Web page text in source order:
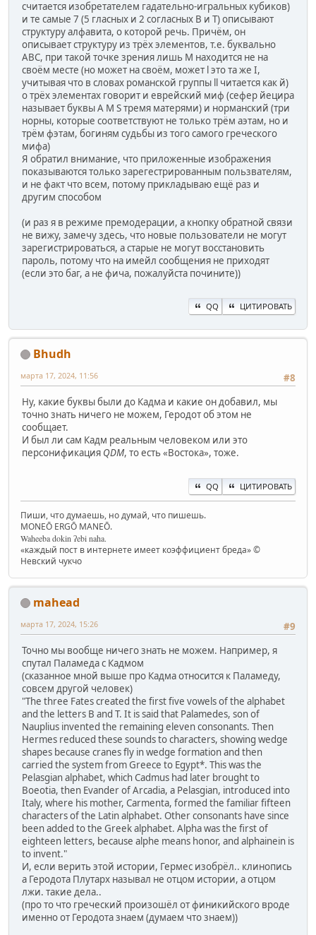
считается изобретателем гадательно-игральных кубиков)
и те самые 7 (5 гласных и 2 согласных B и Т) описывают
структуру алфавита, о которой речь. Причём, он
описывает структуру из трёх элементов, т.е. буквально
ABC, при такой точке зрения лишь М находится не на
своём месте (но может на своём, может l это та же I,
учитывая что в словах романской группы ll читается как й)
о трёх элементах говорит и еврейский миф (сефер йецира
называет буквы А М S тремя матерями) и норманский (три
норны, которые соответствуют не только трём аэтам, но и
трём фэтам, богиням судьбы из того самого греческого
мифа)
Я обратил внимание, что приложенные изображения
показываются только зарегестрированным пользвателям,
и не факт что всем, потому прикладываю ещё раз и
другим способом
(и раз я в режиме премодерации, а кнопку обратной связи
не вижу, замечу здесь, что новые пользователи не могут
зарегистрироваться, а старые не могут восстановить
пароль, потому что на имейл сообщения не приходят
(если это баг, а не фича, пожалуйста почините))
QQ ЦИТИРОВАТЬ
Bhudh
#8
марта 17, 2024, 11:56
Ну, какие буквы были до Кадма и какие он добавил, мы
точно знать ничего не можем, Геродот об этом не
сообщает.
И был ли сам Кадм реальным человеком или это
персонификация QDM, то есть «Востока», тоже.
QQ ЦИТИРОВАТЬ
Пиши, что думаешь, но думай, что пишешь.
MONEŌ ERGŌ MANEŌ.
Waheeba dokin ʔebi naha.
«каждый пост в интернете имеет коэффициент бреда» ©
Невский чукчо
mahead
#9
марта 17, 2024, 15:26
Точно мы вообще ничего знать не можем. Например, я
спутал Паламеда с Кадмом
(сказанное мной выше про Кадма относится к Паламеду,
совсем другой человек)
"The three Fates created the first five vowels of the alphabet
and the letters B and T. It is said that Palamedes, son of
Nauplius invented the remaining eleven consonants. Then
Hermes reduced these sounds to characters, showing wedge
shapes because cranes fly in wedge formation and then
carried the system from Greece to Egypt*. This was the
Pelasgian alphabet, which Cadmus had later brought to
Boeotia, then Evander of Arcadia, a Pelasgian, introduced into
Italy, where his mother, Carmenta, formed the familiar fifteen
characters of the Latin alphabet. Other consonants have since
been added to the Greek alphabet. Alpha was the first of
eighteen letters, because alphe means honor, and alphainein is
to invent."
И, если верить этой истории, Гермес изобрёл.. клинопись
а Геродота Плутарх называл не отцом истории, а отцом
лжи. такие дела..
(про то что греческий произошёл от финикийского вроде
именно от Геродота знаем (думаем что знаем))